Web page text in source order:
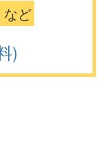
など
)